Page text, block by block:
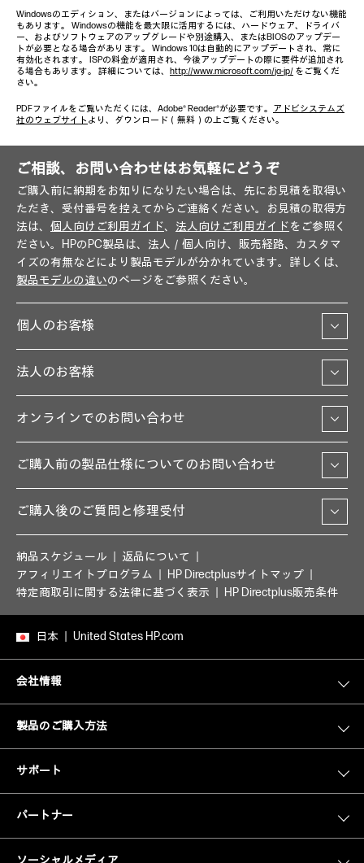
Windowsのエディション、またはバージョンによっては、ご利用いただけない機能
もあります。 Windowsの機能を最大限に活用するには、ハードウェア、ドライバ
ー、およびソフトウェアのアップグレードや別途購入、またはBIOSのアップデー
トが必要となる場合があります。 Windows 10は自動的にアップデートされ、常に
有効化されます。 ISPの料金が適用され、今後アップデートの際に要件が追加され
る場合もあります。 詳細については、 http://www.microsoft.com/ja-jp/ をご覧くだ
さい。
PDFファイルをご覧いただくには、Adobe® Reader®が必要です。 アドビシステムズ
社のウェブサイト より、ダウンロード（無料）の上ご覧ください。
ご相談、お問い合わせはお気軽にどうぞ
ご購入前に納期をお知りになりたい場合は、先にお見積を取得い
ただき、受付番号を控えてからご連絡ください。お見積の取得方
法は、 個人向けご利用ガイド、 法人向けご利用ガイドをご参照く
ださい。HPのPC製品は、法人／個人向け、販売経路、カスタマ
イズの有無などにより製品モデルが分かれています。詳しくは、
製品モデルの違いのページをご参照ください。
個人のお客様
法人のお客様
オンラインでのお問い合わせ
ご購入前の製品仕様についてのお問い合わせ
ご購入後のご質問と修理受付
納品スケジュール
返品について
アフィリエイトプログラム
HP Directplusサイトマップ
特定商取引に関する法律に基づく表示
HP Directplus販売条件
日本 United States HP.com
会社情報
製品のご購入方法
サポート
パートナー
ソーシャルメディア